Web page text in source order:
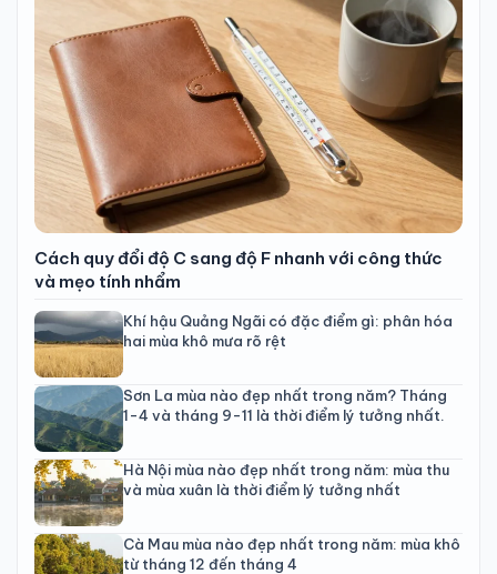
Cách quy đổi độ C sang độ F nhanh với công thức
và mẹo tính nhẩm
Khí hậu Quảng Ngãi có đặc điểm gì: phân hóa
hai mùa khô mưa rõ rệt
Sơn La mùa nào đẹp nhất trong năm? Tháng
1-4 và tháng 9-11 là thời điểm lý tưởng nhất.
Hà Nội mùa nào đẹp nhất trong năm: mùa thu
và mùa xuân là thời điểm lý tưởng nhất
Cà Mau mùa nào đẹp nhất trong năm: mùa khô
từ tháng 12 đến tháng 4